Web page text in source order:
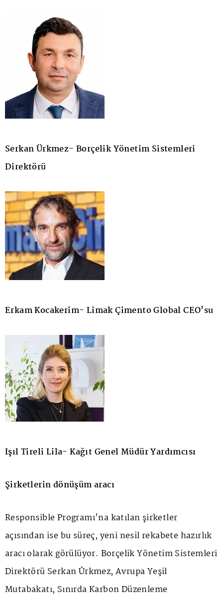
Serkan Ürkmez- Borçelik Yönetim Sistemleri
Direktörü
Erkam Kocakerim- Limak Çimento Global CEO'su
Işıl Tireli Lila- Kağıt Genel Müdür Yardımcısı
Şirketlerin dönüşüm aracı
Responsible Programı'na katılan şirketler
açısından ise bu süreç, yeni nesil rekabete hazırlık
aracı olarak görülüyor. Borçelik Yönetim Sistemleri
Direktörü Serkan Ürkmez, Avrupa Yeşil
Mutabakatı, Sınırda Karbon Düzenleme